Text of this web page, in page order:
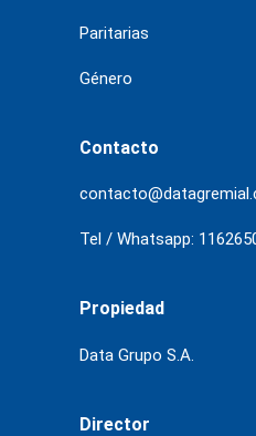
Paritarias
Género
Contacto
Tel / Whatsapp:
Propiedad
Data Grupo S.A.
Director